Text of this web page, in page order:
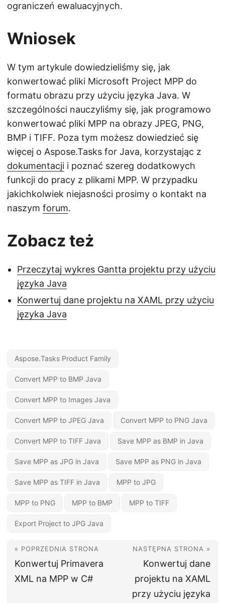
ograniczeń ewaluacyjnych.
Wniosek
W tym artykule dowiedzieliśmy się, jak
konwertować pliki Microsoft Project MPP do
formatu obrazu przy użyciu języka Java. W
szczególności nauczyliśmy się, jak programowo
konwertować pliki MPP na obrazy JPEG, PNG,
BMP i TIFF. Poza tym możesz dowiedzieć się
więcej o Aspose.Tasks for Java, korzystając z
dokumentacji i poznać szereg dodatkowych
funkcji do pracy z plikami MPP. W przypadku
jakichkolwiek niejasności prosimy o kontakt na
naszym forum.
Zobacz też
Przeczytaj wykres Gantta projektu przy użyciu
języka Java
Konwertuj dane projektu na XAML przy użyciu
języka Java
Aspose.Tasks Product Family
Convert MPP to BMP Java
Convert MPP to Images Java
Convert MPP to JPEG Java Convert MPP to PNG Java
Convert MPP to TIFF Java Save MPP as BMP in Java
Save MPP as JPG in Java Save MPP as PNG in Java
Save MPP as TIFF in Java MPP to JPG
MPP to PNG MPP to BMP MPP to TIFF
Export Project to JPG Java
« POPRZEDNIA STRONA
Konwertuj Primavera
XML na MPP w C#
NASTĘPNA STRONA »
Konwertuj dane
projektu na XAML
przy użyciu języka